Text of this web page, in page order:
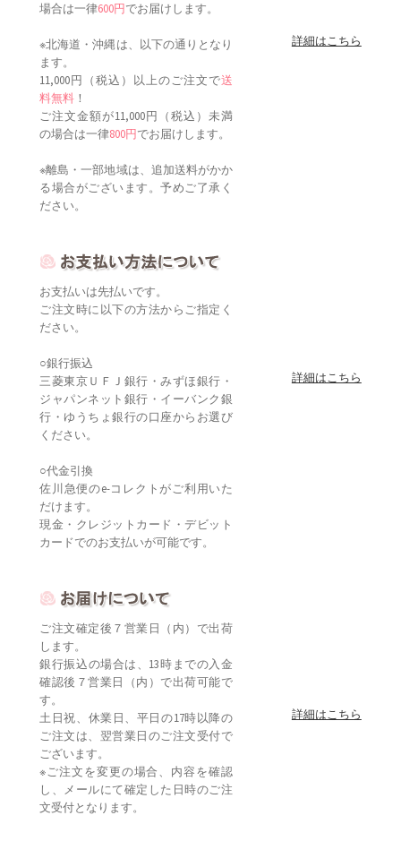
場合は一律600円でお届けします。
※北海道・沖縄は、以下の通りとなり
ます。
11,000円（税込）以上のご注文で送
料無料 ！
ご注文金額が11,000円（税込）未満
の場合は一律800円でお届けします。
※離島・一部地域は、追加送料がかか
る場合がございます。予めご了承く
ださい。
詳細はこちら
お支払いは先払いです。
ご注文時に以下の方法からご指定く
ださい。
○銀行振込
三菱東京ＵＦＪ銀行・みずほ銀行・
ジャパンネット銀行・イーバンク銀
行・ゆうちょ銀行の口座からお選び
ください。
○代金引換
佐川急便のe-コレクトがご利用いた
だけます。
現金・クレジットカード・デビット
カードでのお支払いが可能です。
詳細はこちら
ご注文確定後７営業日（内）で出荷
します。
銀行振込の場合は、13時までの入金
確認後７営業日（内）で出荷可能で
す。
土日祝、休業日、平日の17時以降の
ご注文は、翌営業日のご注文受付で
ございます。
※ご注文を変更の場合、内容を確認
し、メールにて確定した日時のご注
文受付となります。
詳細はこちら